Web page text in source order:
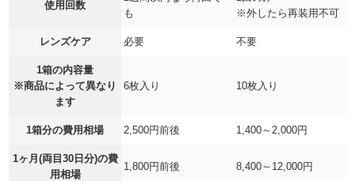
使用回数
も
※外したら再装用不可
レンズケア 必要 不要
1箱の内容量
※商品によって異なり
ます
6枚入り 10枚入り
1箱分の費用相場 2,500円前後 1,400～2,000円
1ヶ月(両目30日分)の費
用相場
1,800円前後 8,400～12,000円